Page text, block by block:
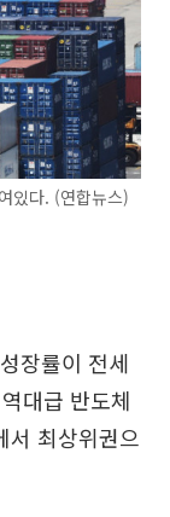
있다. (연합뉴스)
장률이 전세
대급 반도체
서 최상위권으